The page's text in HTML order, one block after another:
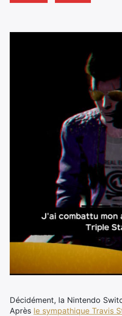
Décidément, la Nintendo
Après le sympathique Travis